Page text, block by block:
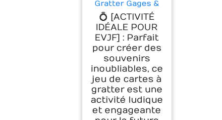
Gratter Gages &
Défis - Jeu
personnalisable
Enterrement de
Vie de Jeune Fille
- Activité Drôle &
Amusante Future
Mariée - Photos
Souvenirs Team
Bride - 10 cartes +
pastilles à gratter
💍 [ACTIVITÉ
IDÉALE POUR
EVJF] : Parfait
pour créer des
souvenirs
inoubliables, ce
jeu de cartes à
gratter est une
activité ludique
et engageante